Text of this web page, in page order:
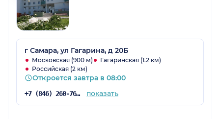
г Самара, ул Гагарина, д 20Б
Московская (900 м)
Гагаринская (1.2 км)
Российская (2 км)
Откроется завтра в 08:00
+7 (846) 260-76-76 показать